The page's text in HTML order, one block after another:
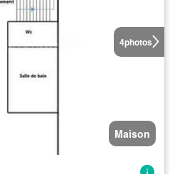
4photos
Maison